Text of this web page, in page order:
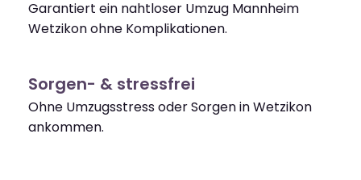
Garantiert ein nahtloser Umzug Mannheim
Wetzikon ohne Komplikationen.
Sorgen- & stressfrei
Ohne Umzugsstress oder Sorgen in Wetzikon
ankommen.